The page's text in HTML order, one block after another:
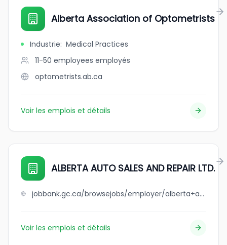
Alberta Association of Optometrists
Industrie: Medical Practices
11-50 employees employés
optometrists.ab.ca
Voir les emplois et détails
ALBERTA AUTO SALES AND REPAIR LTD.
jobbank.gc.ca/browsejobs/employer/alberta+auto+sales+and+repair+ltd./ca
Voir les emplois et détails